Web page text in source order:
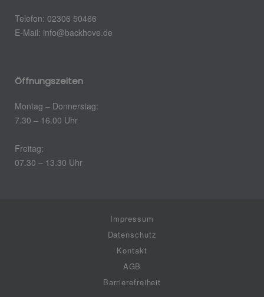
Telefon: 02306 50466
E-Mail: info@backhove.de
Öffnungszeiten
Montag – Donnerstag:
7.30 – 16.00 Uhr
Freitag:
07.30 – 13.30 Uhr
Impressum
Datenschutz
Kontakt
AGB
Barrierefreiheit